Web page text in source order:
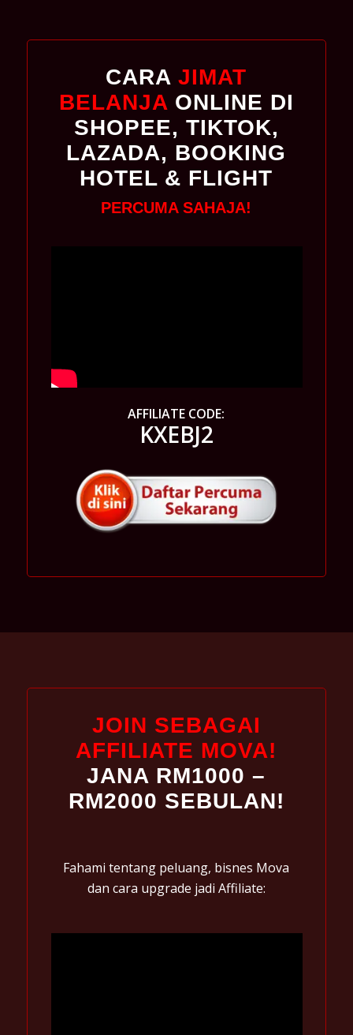
CARAJIMAT
BELANJA ONLINE DI
SHOPEE, TIKTOK,
LAZADA, BOOKING
HOTEL & FLIGHT
PERCUMA SAHAJA!
AFFILIATE CODE:
KXEBJ2
JOIN SEBAGAI
AFFILIATE MOVA!
JANA RM1000 –
RM2000 SEBULAN!
Fahami tentang peluang, bisnes Mova
dan cara upgrade jadi Affiliate: